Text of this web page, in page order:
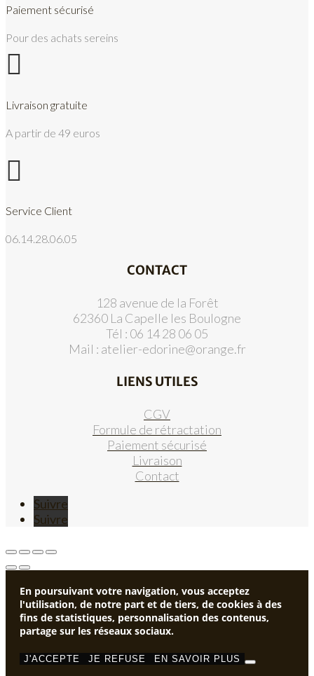
Paiement sécurisé
Pour des achats sereins

Livraison gratuite
A partir de 49 euros

Service Client
06.14.28.06.05
CONTACT
128 avenue de la Forêt
62360 La Capelle les Boulogne
Tél : 06 14 28 06 05
Mail : atelier-edorine@orange.fr
LIENS UTILES
CGV
Formule de rétractation
Paiement sécurisé
Livraison
Contact
Suivre
Suivre
En poursuivant votre navigation, vous acceptez
l'utilisation, de notre part et de tiers, de cookies à des
fins de statistiques, personnalisation des contenus,
partage sur les réseaux sociaux.
J'ACCEPTE JE REFUSE EN SAVOIR PLUS